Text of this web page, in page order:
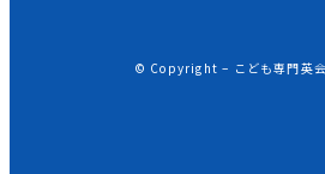
© Copyright – こども専門英